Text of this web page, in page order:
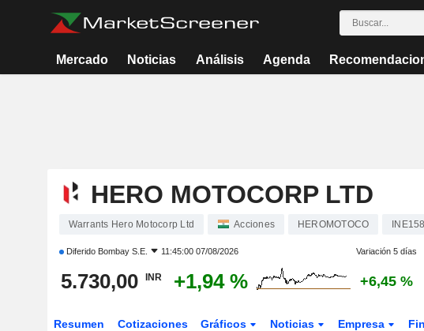
Mercado Noticias Análisis Agenda
HERO MOTOCORP LTD
Warrants Hero Motocorp Ltd Acciones HEROMOTOCO
Diferido Bombay S.E. 11:45:00 07/08/2026 Variación 5 días
5.730,00 INR +1,94 % +6,45 %
Resumen Cotizaciones Gráficos Noticias Empresa